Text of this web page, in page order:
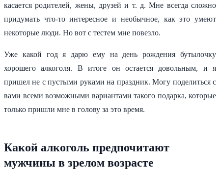
касается родителей, жены, друзей и т. д. Мне всегда сложно
придумать что-то интересное и необычное, как это умеют
некоторые люди. Но вот с тестем мне повезло.
Уже какой год я дарю ему на день рождения бутылочку
хорошего алкоголя. В итоге он остается довольным, и я
пришел не с пустыми руками на праздник. Могу поделиться с
вами всеми возможными вариантами такого подарка, которые
только пришли мне в голову за это время.
Какой алкоголь предпочитают
мужчины в зрелом возрасте